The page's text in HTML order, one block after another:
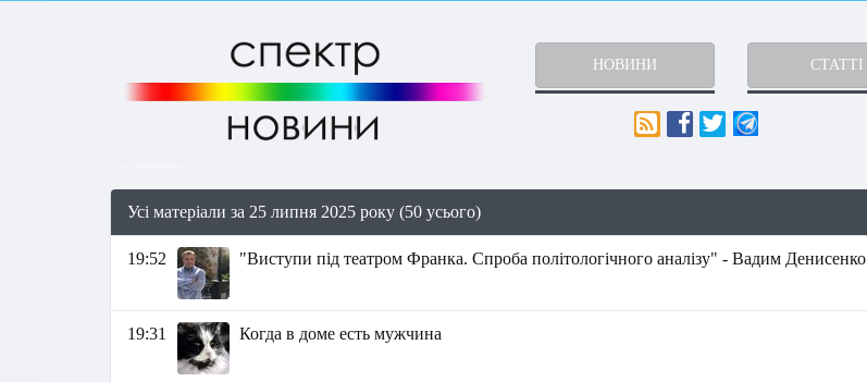
НОВИНИ СТАТТІ
Усі матеріали за 25 липня 2025 року (50 усього)
19:52 "Виступи під театром Франка. Спроба політологічного аналізу" - Вадим Денисенко
19:31 Когда в доме есть мужчина